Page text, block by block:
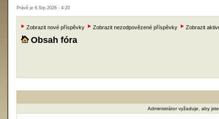
Právě je 6.Srp.2026 - 4:20
Zobrazit nové příspěvky Zobrazit nezodpovězené příspěvky Zobrazit
Obsah fóra
Administrátor vyžaduje, aby